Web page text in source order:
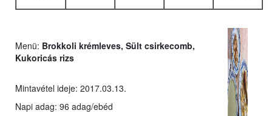
Menü: Brokkoli krémleves, Sült csirkecomb,
Kukoricás rizs
Mintavétel ideje: 2017.03.13.
Napi adag: 96 adag/ebéd